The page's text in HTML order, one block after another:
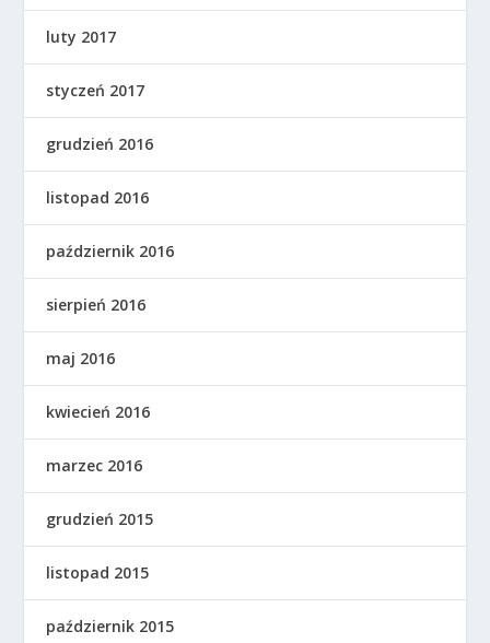
luty 2017
styczeń 2017
grudzień 2016
listopad 2016
październik 2016
sierpień 2016
maj 2016
kwiecień 2016
marzec 2016
grudzień 2015
listopad 2015
październik 2015